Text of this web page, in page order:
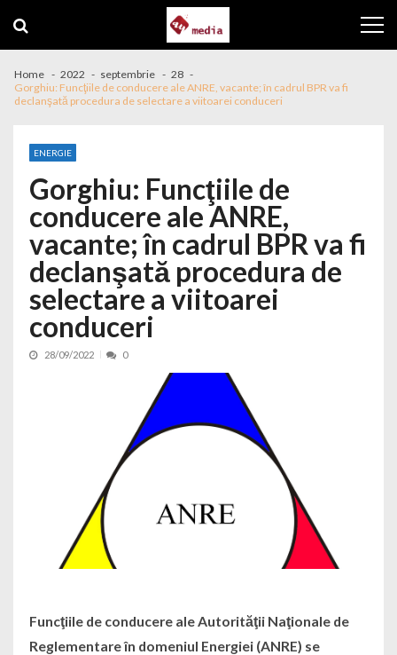
Home 2022 septembrie
28
Gorghiu: Funcţiile de conducere ale ANRE, vacante; în cadrul BPR va fi
declanşată procedura de selectare a viitoarei conduceri
ENERGIE
Gorghiu: Funcţiile de
conducere ale ANRE,
vacante; în cadrul BPR va fi
declanşată procedura de
selectare a viitoarei
conduceri
28/09/2022 0
Funcţiile de conducere ale Autorităţii Naţionale de
Reglementare în domeniul Energiei (ANRE) se